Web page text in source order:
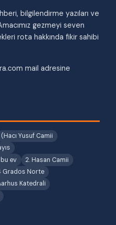
bilgilendirme yazıları ve
gezmeyi seven
rota hakkında fikir sahibi
mail adresine
(Hacı Yusuf Camii
bu ev
2. Hasan Camii
Grados Norte
Katedrali